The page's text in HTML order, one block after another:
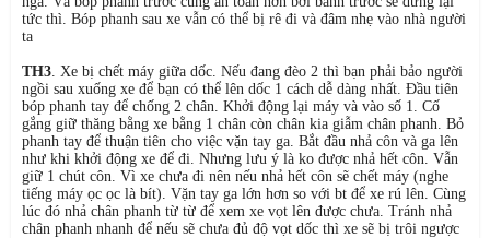
tức thì. Bóp phanh sau xe vẫn có thể bị rê đi và đâm nhẹ vào nhà người
ta
TH3. Xe bị chết máy giữa dốc. Nếu đang đèo 2 thì bạn phải bảo người
ngồi sau xuống xe để bạn có thể lên dốc 1 cách dễ dàng nhất. Đầu tiên
bóp phanh tay để chống 2 chân. Khởi động lại máy và vào số 1. Cố
gắng giữ thăng bằng xe bằng 1 chân còn chân kia giẫm chân phanh. Bỏ
phanh tay để thuận tiên cho việc vặn tay ga. Bắt đầu nhả côn và ga lên
như khi khởi động xe để đi. Nhưng lưu ý là ko được nhả hết côn. Vẫn
giữ 1 chút côn. Vì xe chưa đi nên nếu nhả hết côn sẽ chết máy (nghe
tiếng máy ọc ọc là bít). Vặn tay ga lớn hơn so với bt để xe rú lên. Cùng
lúc đó nhả chân phanh từ từ để xem xe vọt lên được chưa. Tránh nhả
chân phanh nhanh để nếu sẽ chưa đủ độ vọt dốc thì xe sẽ bị trôi ngược